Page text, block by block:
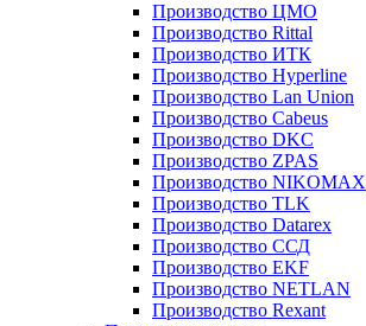
Производство ЦМО
Производство Rittal
Производство ИТК
Производство Hyperline
Производство Lan Union
Производство Cabeus
Производство DKC
Производство ZPAS
Производство NIKOMAX
Производство TLK
Производство Datarex
Производство ССД
Производство EKF
Производство NETLAN
Производство Rexant